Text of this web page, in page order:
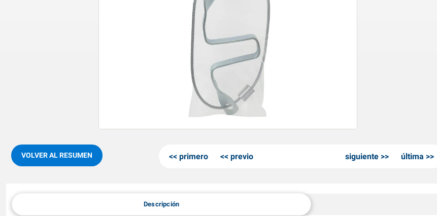
VOLVER AL RESUMEN primero previo siguiente última
Descripción